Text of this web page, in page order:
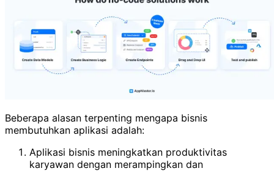
Beberapa alasan terpenting mengapa bisnis
membutuhkan aplikasi adalah:
Aplikasi bisnis meningkatkan produktivitas
karyawan dengan merampingkan dan